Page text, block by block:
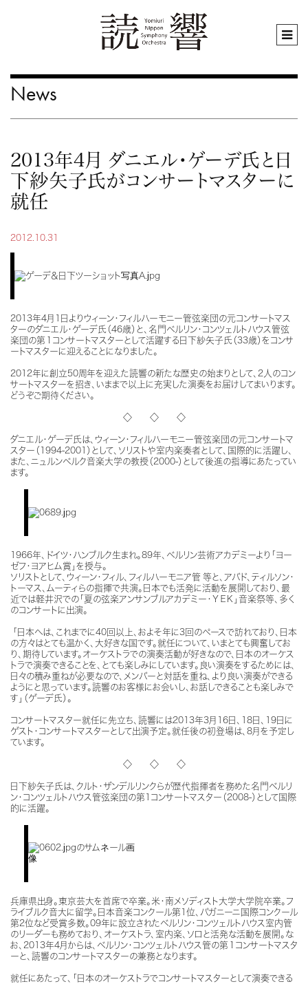
News
2013年4月 ダニエル・ゲーデ氏と日
下紗矢子氏がコンサートマスターに
就任
2012.10.31
2013年4月1日よりウィーン・フィルハーモニー管弦楽団の元コンサートマス
ターのダニエル・ゲーデ氏（46歳）と、名門ベルリン・コンツェルトハウス管弦
楽団の第１コンサートマスターとして活躍する日下紗矢子氏（33歳）をコンサ
ートマスターに迎えることになりました。
2012年に創立50周年を迎えた読響の新たな歴史の始まりとして、2人のコン
サートマスターを招き、いままで以上に充実した演奏をお届けしてまいります。
どうぞご期待ください。
◇ ◇ ◇
ダニエル・ゲーデ氏は、ウィーン・フィルハーモニー管弦楽団の元コンサートマ
スター（1994-2001）として、ソリストや室内楽奏者として、国際的に活躍し、
また、ニュルンベルク音楽大学の教授（2000-）として後進の指導にあたってい
ます。
1966年、ドイツ・ハンブルク生まれ。89年、ベルリン芸術アカデミーより「ヨー
ゼフ・ヨアヒム賞」を授与。
ソリストとして、ウィーン・フィル、フィルハーモニア管 等と、アバド、ティルソン・
トーマス、ムーティらの指揮で共演。日本でも活発に活動を展開しており、最
近では軽井沢での「夏の弦楽アンサンブルアカデミー・ＹＥＫ」音楽祭等、多く
のコンサートに出演。
「日本へは、これまでに40回以上、およそ年に3回のペースで訪れており、日本
の方々はとても温かく、大好きな国です。就任について、いまとても興奮してお
り、期待しています。オーケストラでの演奏活動が好きなので、日本のオーケス
トラで演奏できることを、とても楽しみにしています。良い演奏をするためには、
日々の積み重ねが必要なので、メンバーと対話を重ね、より良い演奏ができる
ようにと思っています。読響のお客様にお会いし、お話しできることも楽しみで
す」（ゲーデ氏）。
コンサートマスター就任に先立ち、読響には2013年3月16日、18日、19日に
ゲスト・コンサートマスターとして出演予定。就任後の初登場は、8月を予定し
ています。
◇ ◇ ◇
日下紗矢子氏は、クルト・ザンデルリンクらが歴代指揮者を務めた名門ベルリ
ン・コンツェルトハウス管弦楽団の第1コンサートマスター（2008-）として国際
的に活躍。
兵庫県出身。東京芸大を首席で卒業。米・南メソディスト大学大学院卒業。フ
ライブルク音大に留学。日本音楽コンクール第1位、パガニーニ国際コンクール
第2位など受賞多数。09年に設立されたベルリン・コンツェルトハウス室内管
のリーダーも務めており、オーケストラ、室内楽、ソロと活発な活動を展開。な
お、2013年4月からは、ベルリン・コンツェルトハウス管の第１コンサートマスタ
ーと、読響のコンサートマスターの兼務となります。
就任にあたって、「日本のオーケストラでコンサートマスターとして演奏できる